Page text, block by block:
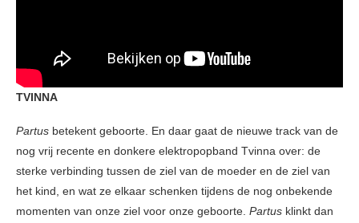
TVINNA
Partus betekent geboorte. En daar gaat de nieuwe track van de
nog vrij recente en donkere elektropopband Tvinna over: de
sterke verbinding tussen de ziel van de moeder en de ziel van
het kind, en wat ze elkaar schenken tijdens de nog onbekende
momenten van onze ziel voor onze geboorte. Partus klinkt dan